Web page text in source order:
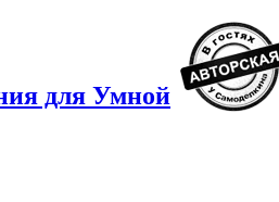
для Умной